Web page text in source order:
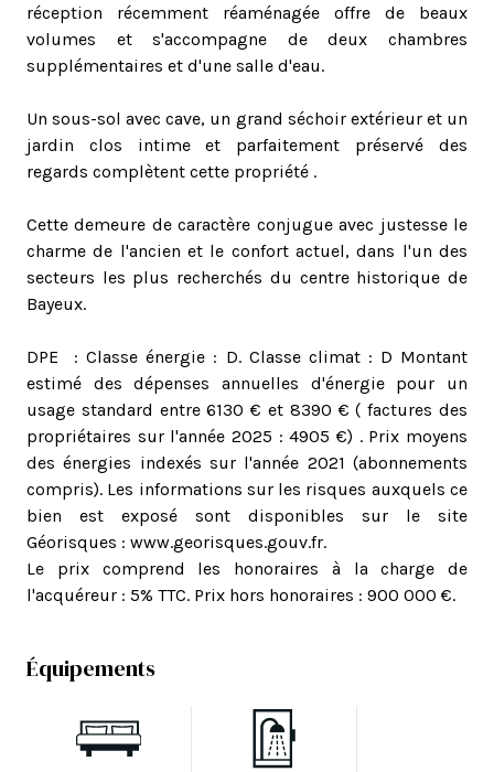
réception récemment réaménagée offre de beaux
volumes et s'accompagne de deux chambres
supplémentaires et d'une salle d'eau.
Un sous-sol avec cave, un grand séchoir extérieur et un
jardin clos intime et parfaitement préservé des
regards complètent cette propriété .
Cette demeure de caractère conjugue avec justesse le
charme de l'ancien et le confort actuel, dans l'un des
secteurs les plus recherchés du centre historique de
Bayeux.
DPE : Classe énergie : D. Classe climat : D Montant
estimé des dépenses annuelles d'énergie pour un
usage standard entre 6130 € et 8390 € ( factures des
propriétaires sur l'année 2025 : 4905 €) . Prix moyens
des énergies indexés sur l'année 2021 (abonnements
compris). Les informations sur les risques auxquels ce
bien est exposé sont disponibles sur le site
Géorisques : www.georisques.gouv.fr.
Le prix comprend les honoraires à la charge de
l'acquéreur : 5% TTC. Prix hors honoraires : 900 000 €.
Équipements